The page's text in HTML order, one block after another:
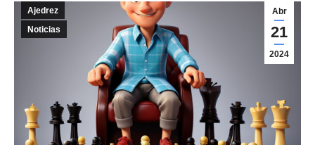
Abr
21
2024
Ajedrez
Noticias